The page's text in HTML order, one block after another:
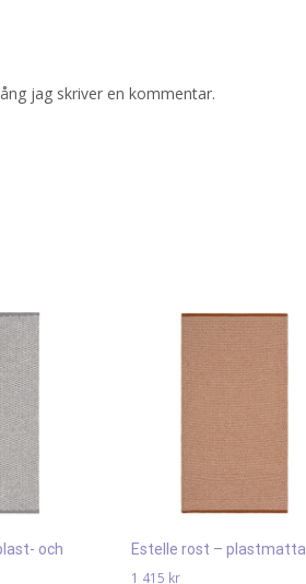
jag skriver en kommentar.
och
Estelle rost – plastmatta
1 415 kr